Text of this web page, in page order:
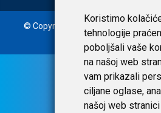
Koristimo
tehnologije
poboljšali vaše
na našoj web
vam prikazali
ciljane oglase,
našoj web
© Copyright 2020. Laudato d.o.o. |
7,53450 HRK | Uvjeti i